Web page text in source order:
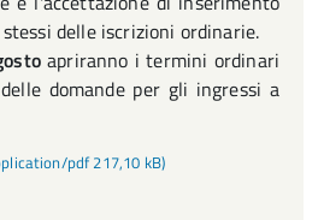
delle iscrizioni ordinarie.
apriranno i termini ordinari
domande per gli ingressi a
pdf 217,10 kB)